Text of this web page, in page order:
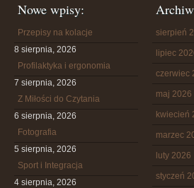
Nowe wpisy:
Przepisy na kolacje
8 sierpnia, 2026
Profilaktyka i ergonomia
7 sierpnia, 2026
Z Miłości do Czytania
6 sierpnia, 2026
Fotografia
5 sierpnia, 2026
Sport i Integracja
4 sierpnia, 2026
sierpień
lipiec
czerwiec
maj 2026
kwiecień
marzec
luty 2026
styczeń